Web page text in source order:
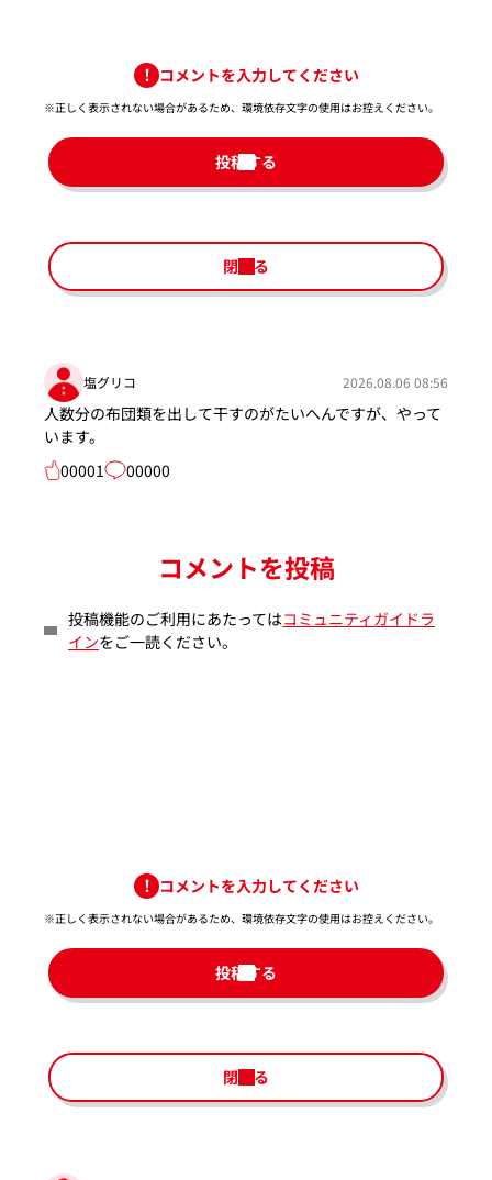
コメントを入力してください
※正しく表示されない場合があるため、環境依存文字の使用はお控えください。​
投稿する
閉じる
塩グリコ 2026.08.06 08:56
人数分の布団類を出して干すのがたいへんですが、やって
います。
00001
00000
コメントを投稿
投稿機能のご利用にあたってはコミュニティガイドラ
インをご一読ください。
コメントを入力してください
※正しく表示されない場合があるため、環境依存文字の使用はお控えください。​
投稿する
閉じる